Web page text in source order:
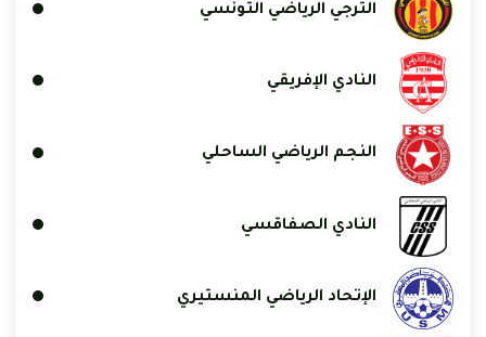
الترجي الرياضي التونسي
النادي الإفريقي
النجم الرياضي الساحلي
النادي الصفاقسي
الإتحاد الرياضي المنستيري